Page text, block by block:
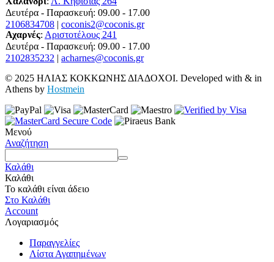
Δευτέρα - Παρασκευή: 09.00 - 17.00
2106834708 | coconis2@coconis.gr
Αχαρνές: Αριστοτέλους 241
Δευτέρα - Παρασκευή: 09.00 - 17.00
2102835232 | acharnes@coconis.gr
© 2025 ΗΛΙΑΣ ΚΟΚΚΩΝΗΣ ΔΙΑΔΟΧΟΙ. Developed with & in
Athens by Hostmein
Μενού
Αναζήτηση
Καλάθι
Καλάθι
Το καλάθι είναι άδειο
Στο Καλάθι
Account
Λογαριασμός
Παραγγελίες
Λίστα Αγαπημένων